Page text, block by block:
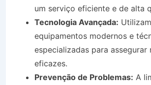
um serviço eficiente e de alta
Tecnologia Avançada:
equipamentos modernos e
especializadas para assegurar
eficazes.
Prevenção de Problemas: A